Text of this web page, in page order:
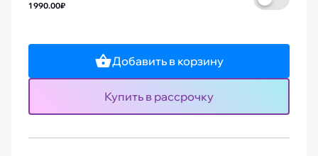
1 990.00₽
Добавить в корзину
Купить в рассрочку